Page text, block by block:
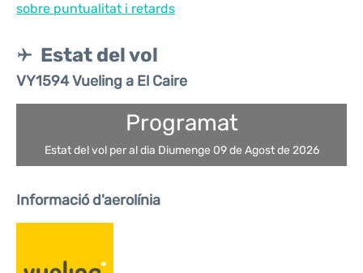
sobre puntualitat i retards
Estat del vol
VY1594 Vueling a El Caire
Programat
Estat del vol per al dia Diumenge 09 de Agost de 2026
Informació d'aerolínia